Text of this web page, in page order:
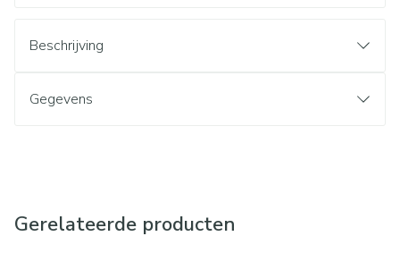
Beschrijving
Gegevens
Gerelateerde producten